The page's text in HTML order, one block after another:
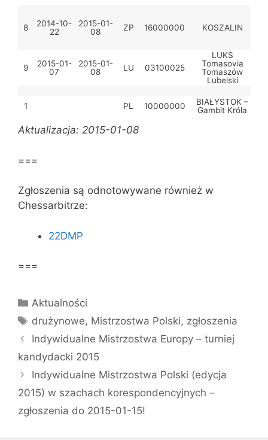
8
2014-10-
22
2015-01-
08
ZP 16000000 KOSZALIN
9
2015-01-
07
2015-01-
08
LU 03100025
LUKS
Tomasovia
Tomaszów
Lubelski
1
PL 10000000
BIAŁYSTOK –
Gambit Króla
Aktualizacja: 2015-01-08
===
Zgłoszenia są odnotowywane również w
Chessarbitrze:
22DMP
===
Kategorie
Aktualności
Tagi
drużynowe, Mistrzostwa Polski, zgłoszenia
Indywidualne Mistrzostwa Europy – turniej
kandydacki 2015
Indywidualne Mistrzostwa Polski (edycja
2015) w szachach korespondencyjnych –
zgłoszenia do 2015-01-15!